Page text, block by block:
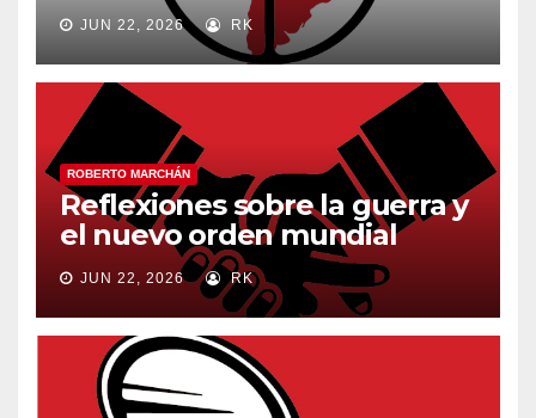
JUN 22, 2026 RK
ROBERTO MARCHÁN
Reflexiones sobre la guerra y
el nuevo orden mundial
JUN 22, 2026 RK